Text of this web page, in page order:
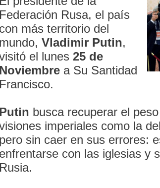
Federación Rusa, el país
con más territorio del
mundo, Vladimir Putin,
el lunes 25 de
Noviembre a Su Santidad
Francisco.
Putin busca recuperar el
imperiales como la
pero sin caer en sus errores:
enfrentarse con las iglesias y
Rusia.